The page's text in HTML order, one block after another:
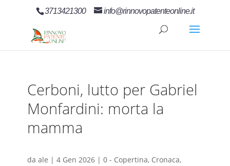
3713421300 info@rinnovopatenteonline.it
Cerboni, lutto per Gabriel
Monfardini: morta la
mamma
da ale | 4 Gen 2026| 0 - Copertina, Cronaca,